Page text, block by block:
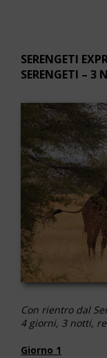
SERENGETI
SERENGETI – 3
Con rientro dal
4 giorni, 3 notti,
Giorno 1